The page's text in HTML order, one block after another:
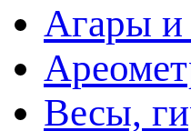
Агары и
Весы,